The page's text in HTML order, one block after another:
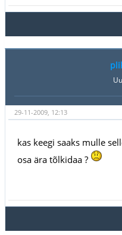
29-11-2009, 12:13
kas keegi saaks mulle
osa ära tõlkidaa ?